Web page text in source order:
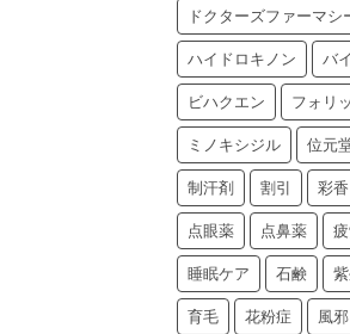
ドクターズファーマシ
ハイドロキノン バ
ビハクエン フォリ
ミノキシジル 位元
制汗剤 割引 彩香
点眼薬 点鼻薬
睡眠ケア 石鹸
育毛 花粉症 風邪